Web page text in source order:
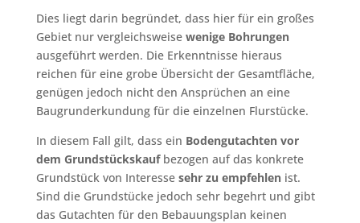
Dies liegt darin begründet, dass hier für ein großes
Gebiet nur vergleichsweise wenige Bohrungen
ausgeführt werden. Die Erkenntnisse hieraus
reichen für eine grobe Übersicht der Gesamtfläche,
genügen jedoch nicht den Ansprüchen an eine
Baugrunderkundung für die einzelnen Flurstücke.
In diesem Fall gilt, dass ein Bodengutachten vor
dem Grundstückskaufbezogen auf das konkrete
Grundstück von Interesse sehr zu empfehlenist.
Sind die Grundstücke jedoch sehr begehrt und gibt
das Gutachten für den Bebauungsplan keinen